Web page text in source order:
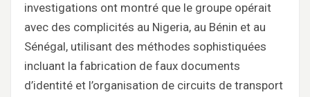
investigations ont montré que le groupe opérait
avec des complicités au Nigeria, au Bénin et au
Sénégal, utilisant des méthodes sophistiquées
incluant la fabrication de faux documents
d’identité et l’organisation de circuits de transport